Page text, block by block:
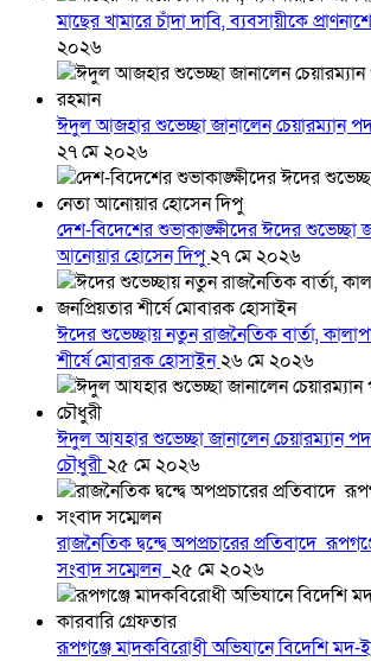
মাছের খামারে চাঁদা দাবি, ব্যবসায়ীকে
২০২৬
ঈদুল আজহার শুভেচ্ছা জানালেন চেয়ারম্যান
২৭ মে ২০২৬
দেশ-বিদেশের শুভাকাঙ্ক্ষীদের ঈদের শুভেচ্ছা
আনোয়ার হোসেন দিপু২৭ মে ২০২৬
ঈদের শুভেচ্ছায় নতুন রাজনৈতিক বার্তা,
শীর্ষে মোবারক হোসাইন২৬ মে ২০২৬
ঈদুল আযহার শুভেচ্ছা জানালেন চেয়ারম্যান
চৌধুরী২৫ মে ২০২৬
রাজনৈতিক দ্বন্দ্বে অপপ্রচারের প্রতিবাদে
সংবাদ সম্মেলন ‎ ২৫ মে ২০২৬
রূপগঞ্জে মাদকবিরোধী অভিযানে বিদেশি মদ-